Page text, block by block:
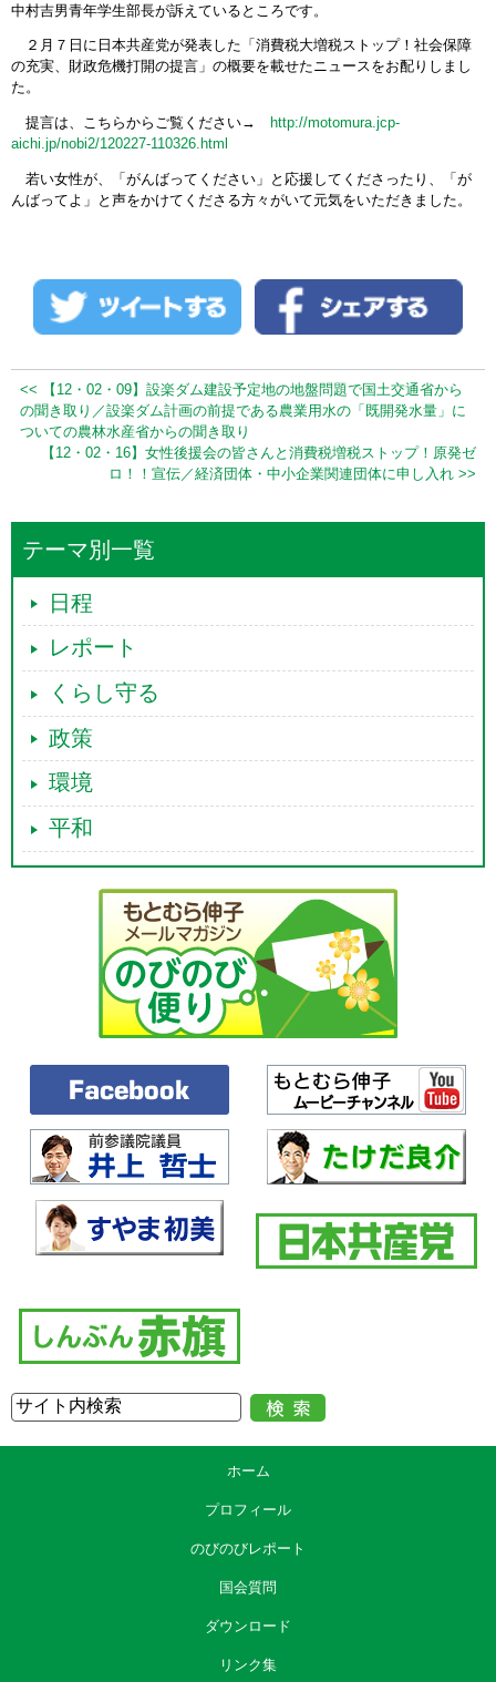
中村吉男青年学生部長が訴えているところです。
２月７日に日本共産党が発表した「消費税大増税ストップ！社会保障
の充実、財政危機打開の提言」の概要を載せたニュースをお配りしまし
た。
提言は、こちらからご覧ください→
http://motomura.jcp-
aichi.jp/nobi2/120227-110326.html
若い女性が、「がんばってください」と応援してくださったり、「が
んばってよ」と声をかけてくださる方々がいて元気をいただきました。
<< 【12・02・09】設楽ダム建設予定地の地盤問題で国土交通省から
の聞き取り／設楽ダム計画の前提である農業用水の「既開発水量」に
ついての農林水産省からの聞き取り
【12・02・16】女性後援会の皆さんと消費税増税ストップ！原発ゼ
ロ！！宣伝／経済団体・中小企業関連団体に申し入れ >>
テーマ別一覧
日程
レポート
くらし守る
政策
環境
平和
ホーム
プロフィール
のびのびレポート
国会質問
ダウンロード
リンク集